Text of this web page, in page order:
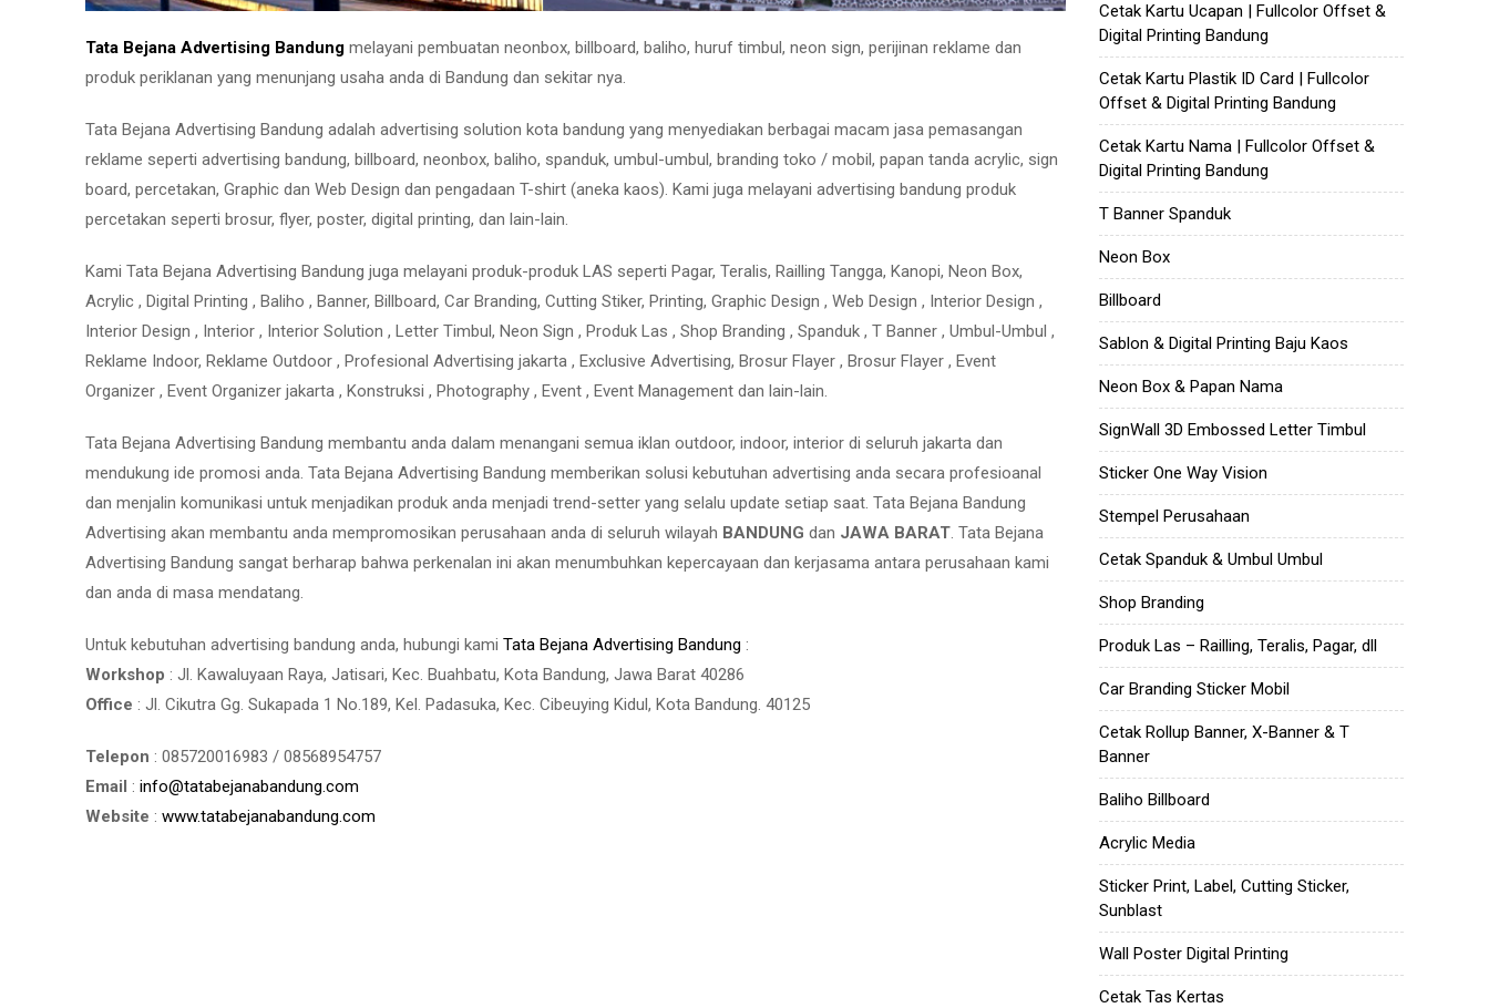
Tata Bejana Advertising Bandung melayani pembuatan neonbox, billboard, baliho, huruf timbul, neon sign, perijinan reklame dan
produk periklanan yang menunjang usaha anda di Bandung dan sekitar nya.
Tata Bejana Advertising Bandung adalah advertising solution kota bandung yang menyediakan berbagai macam jasa pemasangan
reklame seperti advertising bandung, billboard, neonbox, baliho, spanduk, umbul-umbul, branding toko / mobil, papan tanda acrylic, sign
board, percetakan, Graphic dan Web Design dan pengadaan T-shirt (aneka kaos). Kami juga melayani advertising bandung produk
percetakan seperti brosur, flyer, poster, digital printing, dan lain-lain.
Kami Tata Bejana Advertising Bandung juga melayani produk-produk LAS seperti Pagar, Teralis, Railling Tangga, Kanopi, Neon Box,
Acrylic , Digital Printing , Baliho , Banner, Billboard, Car Branding, Cutting Stiker, Printing, Graphic Design , Web Design , Interior Design ,
Interior Design , Interior , Interior Solution , Letter Timbul, Neon Sign , Produk Las , Shop Branding , Spanduk , T Banner , Umbul-Umbul ,
Reklame Indoor, Reklame Outdoor , Profesional Advertising jakarta , Exclusive Advertising, Brosur Flayer , Brosur Flayer , Event
Organizer , Event Organizer jakarta , Konstruksi , Photography , Event , Event Management dan lain-lain.
Tata Bejana Advertising Bandung membantu anda dalam menangani semua iklan outdoor, indoor, interior di seluruh jakarta dan
mendukung ide promosi anda. Tata Bejana Advertising Bandung memberikan solusi kebutuhan advertising anda secara profesioanal
dan menjalin komunikasi untuk menjadikan produk anda menjadi trend-setter yang selalu update setiap saat. Tata Bejana Bandung
Advertising akan membantu anda mempromosikan perusahaan anda di seluruh wilayah BANDUNG dan JAWA BARAT. Tata Bejana
Advertising Bandung sangat berharap bahwa perkenalan ini akan menumbuhkan kepercayaan dan kerjasama antara perusahaan kami
dan anda di masa mendatang.
Untuk kebutuhan advertising bandung anda, hubungi kami Tata Bejana Advertising Bandung :
Workshop : Jl. Kawaluyaan Raya, Jatisari, Kec. Buahbatu, Kota Bandung, Jawa Barat 40286
Office : Jl. Cikutra Gg. Sukapada 1 No.189, Kel. Padasuka, Kec. Cibeuying Kidul, Kota Bandung. 40125
Telepon : 085720016983 / 08568954757
Email : info@tatabejanabandung.com
Website : www.tatabejanabandung.com
Cetak Kartu Ucapan | Fullcolor Offset &
Digital Printing Bandung
Cetak Kartu Plastik ID Card | Fullcolor
Offset & Digital Printing Bandung
Cetak Kartu Nama | Fullcolor Offset &
Digital Printing Bandung
T Banner Spanduk
Neon Box
Billboard
Sablon & Digital Printing Baju Kaos
Neon Box & Papan Nama
SignWall 3D Embossed Letter Timbul
Sticker One Way Vision
Stempel Perusahaan
Cetak Spanduk & Umbul Umbul
Shop Branding
Produk Las – Railling, Teralis, Pagar, dll
Car Branding Sticker Mobil
Cetak Rollup Banner, X-Banner & T
Banner
Baliho Billboard
Acrylic Media
Sticker Print, Label, Cutting Sticker,
Sunblast
Wall Poster Digital Printing
Cetak Tas Kertas